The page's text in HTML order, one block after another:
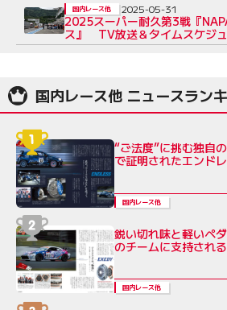
2025スーパー耐久第3戦『
ス』 TV放送＆タイムスケジ
国内レース他 2025-05-31
国内レース他 ニュースラン
“ご法度”に挑む独自
で証明されたエンド
国内レース他
鋭い切れ味と軽いペ
のチームに支持され
国内レース他